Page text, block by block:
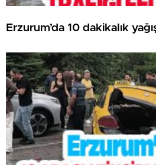
Erzurum’da 10 dakikalık